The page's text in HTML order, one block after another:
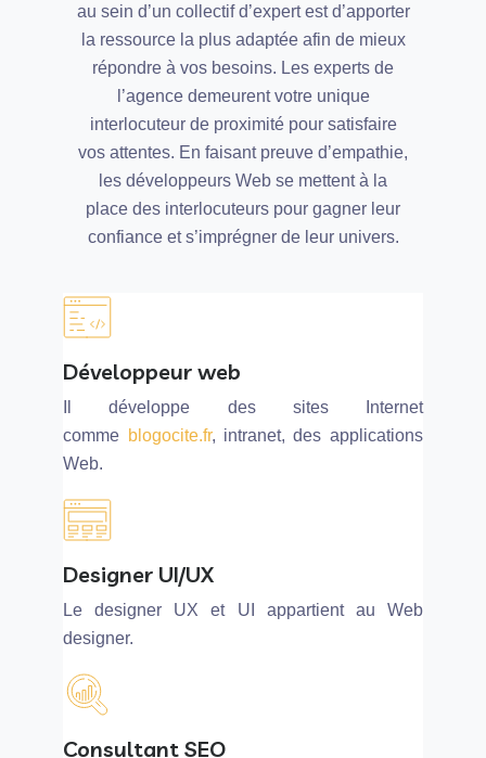
au sein d’un collectif d’expert est d’apporter
la ressource la plus adaptée afin de mieux
répondre à vos besoins. Les experts de
l’agence demeurent votre unique
interlocuteur de proximité pour satisfaire
vos attentes. En faisant preuve d’empathie,
les développeurs Web se mettent à la
place des interlocuteurs pour gagner leur
confiance et s’imprégner de leur univers.
Développeur web
Il développe des sites Internet
comme blogocite.fr, intranet, des applications
Web.
Designer UI/UX
Le designer UX et UI appartient au Web
designer.
Consultant SEO